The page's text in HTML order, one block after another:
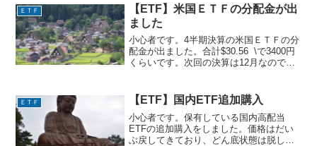
とめて、と思い...
ＥＴＦ
【ETF】米国ＥＴＦの分配金が出
ました
小心者です。4半期決算の米国ＥＴＦの分
配金が出ました。合計$30.56 \で3400円
くらいです。次回の決算は12月なので、
ーETF $6.05・VYM バンガード・...
ＥＴＦ 【ETF】国内ETF追加購入
小心者です。保有している国内高配当
ETFの追加購入をしました。価格はだい
ぶ戻してきており、どん底状態は脱した